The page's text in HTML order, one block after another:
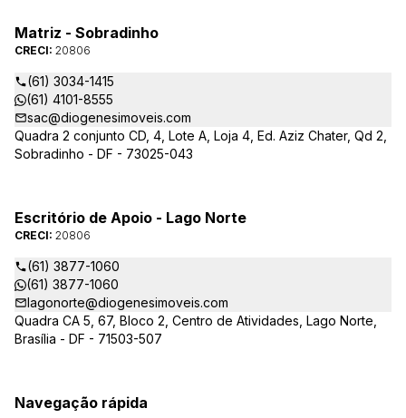
Matriz - Sobradinho
CRECI: 20806
(61) 3034-1415
(61) 4101-8555
sac@diogenesimoveis.com
Quadra 2 conjunto CD, 4, Lote A, Loja 4, Ed. Aziz Chater, Qd 2,
Sobradinho - DF - 73025-043
Escritório de Apoio - Lago Norte
CRECI: 20806
(61) 3877-1060
(61) 3877-1060
lagonorte@diogenesimoveis.com
Quadra CA 5, 67, Bloco 2, Centro de Atividades, Lago Norte,
Brasília - DF - 71503-507
Navegação rápida